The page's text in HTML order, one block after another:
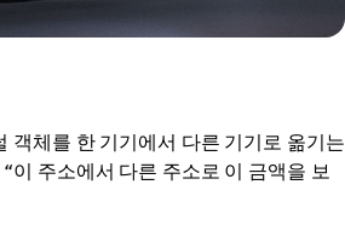
객체를 한 기기에서 다른 기기로 옮기는
이 주소에서 다른 주소로 이 금액을 보